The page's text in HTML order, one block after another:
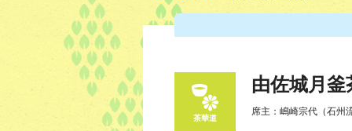
茶華道
由佐城月釜
席主：嶋崎宗代（石州